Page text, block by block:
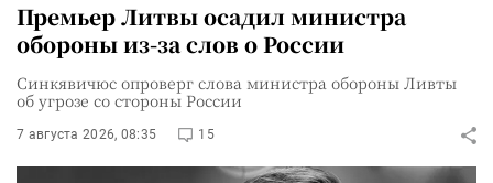
Премьер Литвы осадил министра
обороны из-за слов о России
Синкявичюс опроверг слова министра обороны Ливты
об угрозе со стороны России
7 августа 2026, 08:35 15